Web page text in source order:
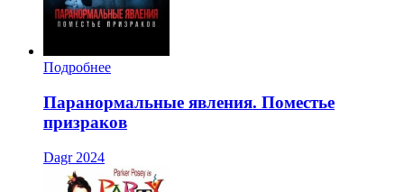
Подробнее
Паранормальные явления. Поместье
призраков
Dagr 2024